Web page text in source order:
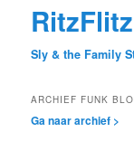
RitzFlitz
Sly & the Family
ARCHIEF FUNK
Ga naar archief >